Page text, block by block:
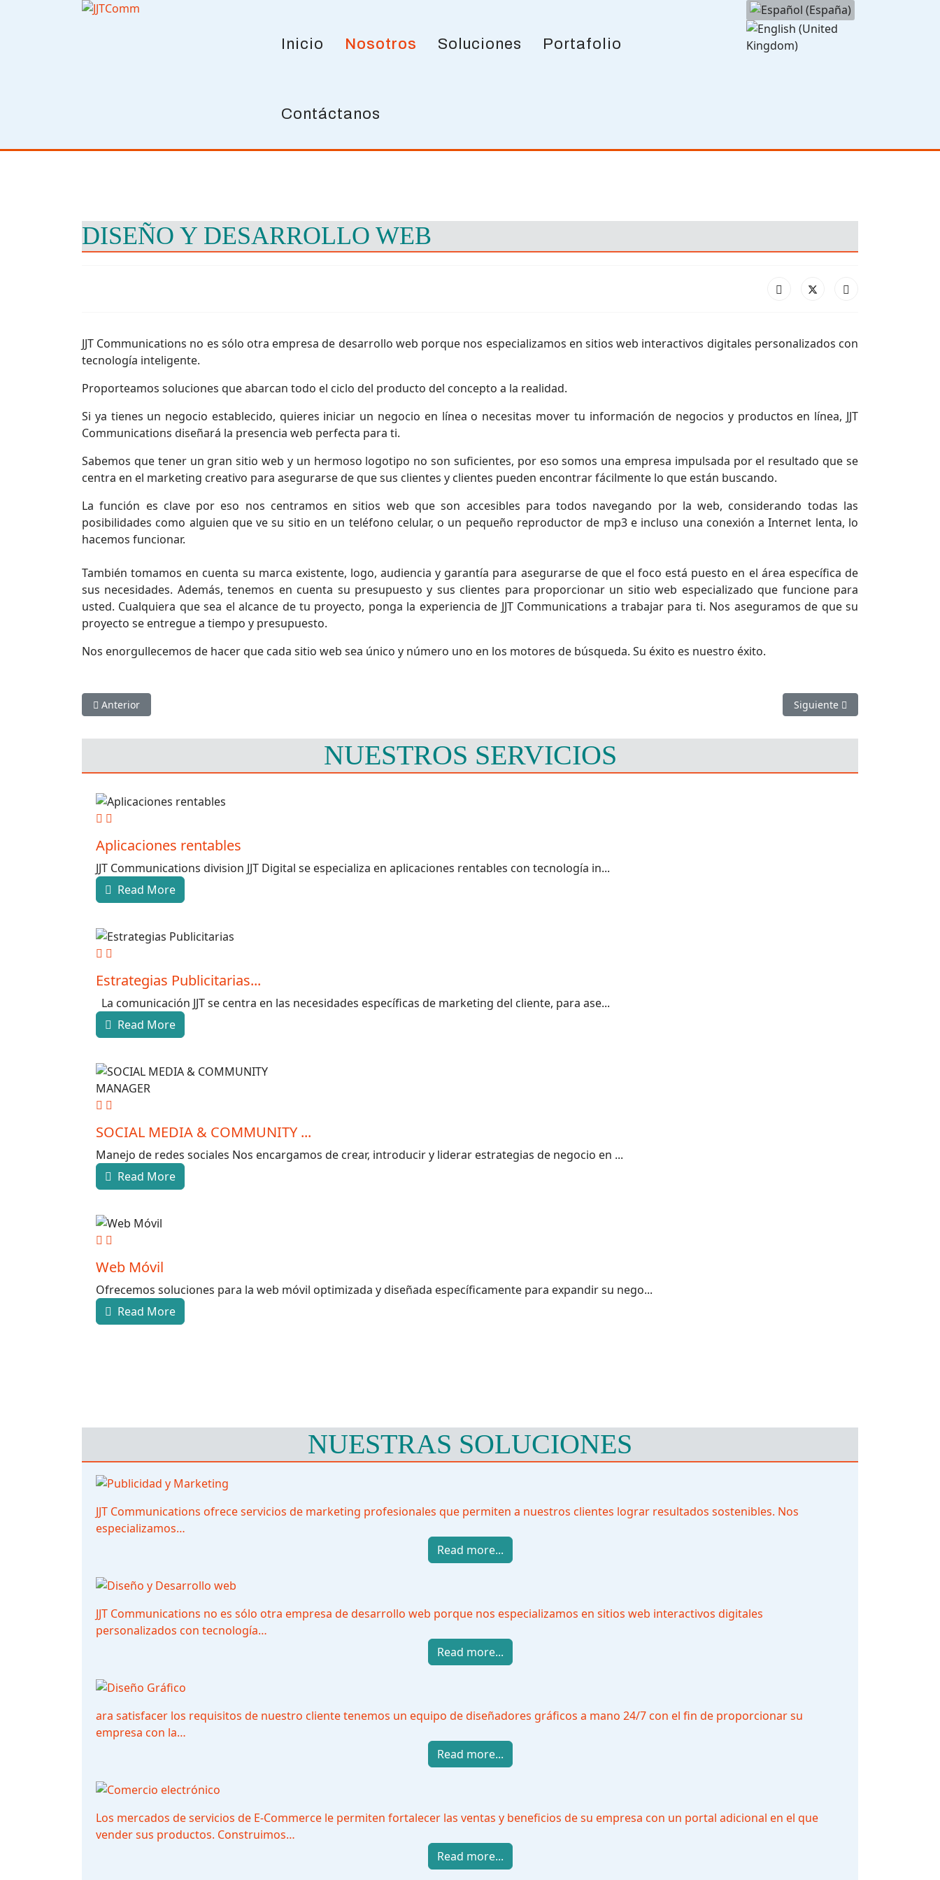
Inicio Nosotros Soluciones Portafolio
Contáctanos
DISEÑO Y DESARROLLO WEB
JJT Communications no es sólo otra empresa de desarrollo web porque nos especializamos en sitios web interactivos digitales personalizados con
tecnología inteligente.
Proporteamos soluciones que abarcan todo el ciclo del producto del concepto a la realidad.
Si ya tienes un negocio establecido, quieres iniciar un negocio en línea o necesitas mover tu información de negocios y productos en línea, JJT
Communications diseñará la presencia web perfecta para ti.
Sabemos que tener un gran sitio web y un hermoso logotipo no son suficientes, por eso somos una empresa impulsada por el resultado que se
centra en el marketing creativo para asegurarse de que sus clientes y clientes pueden encontrar fácilmente lo que están buscando.
La función es clave por eso nos centramos en sitios web que son accesibles para todos navegando por la web, considerando todas las
posibilidades como alguien que ve su sitio en un teléfono celular, o un pequeño reproductor de mp3 e incluso una conexión a Internet lenta, lo
hacemos funcionar.
También tomamos en cuenta su marca existente, logo, audiencia y garantía para asegurarse de que el foco está puesto en el área específica de
sus necesidades. Además, tenemos en cuenta su presupuesto y sus clientes para proporcionar un sitio web especializado que funcione para
usted. Cualquiera que sea el alcance de tu proyecto, ponga la experiencia de JJT Communications a trabajar para ti. Nos aseguramos de que su
proyecto se entregue a tiempo y presupuesto.
Nos enorgullecemos de hacer que cada sitio web sea único y número uno en los motores de búsqueda. Su éxito es nuestro éxito.
Artículo anterior: Publicidad y Marketing
Anterior Artículo siguiente: Diseño
Siguiente
NUESTROS SERVICIOS
Aplicaciones rentables
JJT Communications division JJT Digital se especializa en aplicaciones rentables con tecnología in...
Read More
Estrategias Publicitarias...
La comunicación JJT se centra en las necesidades específicas de marketing del cliente, para ase...
Read More
SOCIAL MEDIA & COMMUNITY ...
Manejo de redes sociales Nos encargamos de crear, introducir y liderar estrategias de negocio en ...
Read More
Web Móvil
Ofrecemos soluciones para la web móvil optimizada y diseñada específicamente para expandir su nego...
Read More
NUESTRAS SOLUCIONES
JJT Communications ofrece servicios de marketing profesionales que permiten a nuestros clientes lograr resultados sostenibles. Nos
especializamos…
Read more...
JJT Communications no es sólo otra empresa de desarrollo web porque nos especializamos en sitios web interactivos digitales
personalizados con tecnología…
Read more...
ara satisfacer los requisitos de nuestro cliente tenemos un equipo de diseñadores gráficos a mano 24/7 con el fin de proporcionar su
empresa con la…
Read more...
Los mercados de servicios de E-Commerce le permiten fortalecer las ventas y beneficios de su empresa con un portal adicional en el que
vender sus productos. Construimos…
Read more...